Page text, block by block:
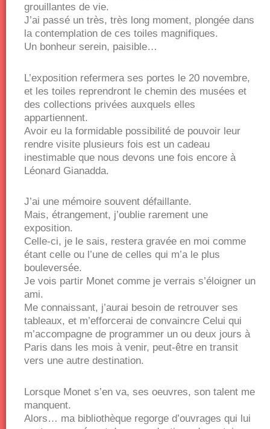
grouillantes de vie.
J’ai passé un très, très long moment, plongée dans
la contemplation de ces toiles magnifiques.
Un bonheur serein, paisible…
L’exposition refermera ses portes le 20 novembre,
et les toiles reprendront le chemin des musées et
des collections privées auxquels elles
appartiennent.
Avoir eu la formidable possibilité de pouvoir leur
rendre visite plusieurs fois est un cadeau
inestimable que nous devons une fois encore à
Léonard Gianadda.
J’ai une mémoire souvent défaillante.
Mais, étrangement, j’oublie rarement une
exposition.
Celle-ci, je le sais, restera gravée en moi comme
étant celle ou l’une de celles qui m’a le plus
bouleversée.
Je vois partir Monet comme je verrais s’éloigner un
ami.
Me connaissant, j’aurai besoin de retrouver ses
tableaux, et m’efforcerai de convaincre Celui qui
m’accompagne de programmer un ou deux jours à
Paris dans les mois à venir, peut-être en transit
vers une autre destination.
Lorsque Monet s’en va, ses oeuvres, son talent me
manquent.
Alors… ma bibliothèque regorge d’ouvrages qui lui